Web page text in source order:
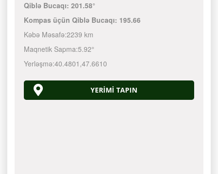
Qiblə Bucaqı:201.58°
Kompas üçün Qiblə Bucaqı: 195.66
Kəbə Məsafə:2239 km
Maqnetik Sapma:5.92°
Yerləşmə:40.4801 ,47.6610
YERIMI TAPIN